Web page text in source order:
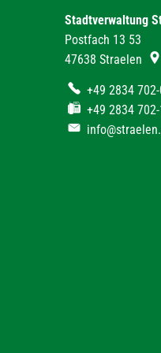
Stadtverwaltung
Postfach 13 53
47638 Straelen
+49 2834
+49 2834 702-